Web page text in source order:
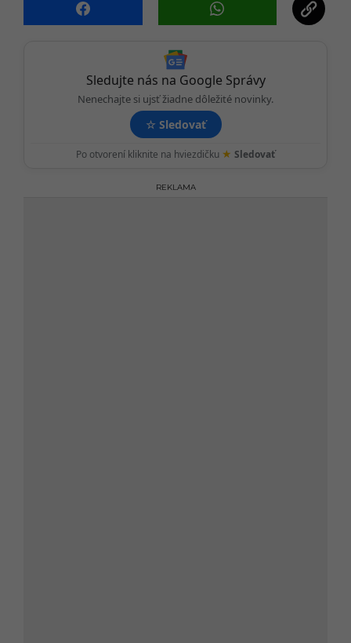
Sledujte nás na Google Správy
Nenechajte si ujsť žiadne dôležité novinky.
☆ Sledovať
Po otvorení kliknite na hviezdičku ★ Sledovať
REKLAMA